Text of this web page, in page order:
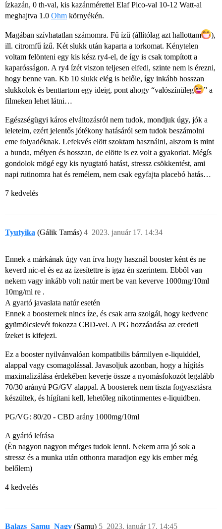
ízkazán, 0 th-val, kis kazánmérettel Elaf Pico-val 10-12 Watt-al
meghajtva 1.0 Ohm környékén.
Magában szívhatatlan számomra. Fű ízű (állítólag azt hallottam​
),
ill. citromfű ízű. Két slukk után kaparta a torkomat. Kénytelen
voltam felönteni egy kis kész ry4-el, de így is csak tompított a
kaparósságon. A ry4 ízét viszon teljesen elfedi, szinte nem is érezni,
hogy benne van. Kb 10 slukk elég is belőle, így inkább hosszan
slukkolok és benttartom egy ideig, pont ahogy “valószínüleg​
” a
filmeken lehet látni…
Egészségügyi káros elváltozásról nem tudok, mondjuk úgy, jók a
leleteim, ezért jelentős jótékony hatásáról sem tudok beszámolni
eme folyadéknak. Lefekvés elött szoktam használni, alszom is mint
a bunda, mélyen és hosszan, de elötte is ez volt a gyakorlat. Mégís
gondolok mögé egy kis nyugtató hatást, stressz csökkentést, ami
napi rutinomra hat és remélem, nem csak egyfajta placebó hatás…
7 kedvelés
Tyutyika (Gálik Tamás) 2023. január 17. 14:34
4
Ennek a márkának úgy van írva hogy használ booster ként és ne
keverd nic-el és ez az ízesítettre is igaz én szerintem. Ebből van
nekem vagy inkább volt natúr mert be van keverve 1000mg/10ml
10mg/ml re .
A gyartó javaslata natúr esetén
Ennek a boosternek nincs íze, és csak arra szolgál, hogy kedvenc
gyümölcslevét fokozza CBD-vel. A PG hozzáadása az eredeti
ízeket is kifejezi.
Ez a booster nyilvánvalóan kompatibilis bármilyen e-liquiddel,
alappal vagy csomagolással. Javasoljuk azonban, hogy a hígítás
maximalizálása érdekében keverje össze a nyomásfokozót legalább
70/30 arányú PG/GV alappal. A boosterek nem tiszta fogyasztásra
készültek, és hígítani kell, lehetőleg nikotinmentes e-liquidben.
PG/VG: 80/20 - CBD arány 1000mg/10ml
A gyártó leírása
(Én nagyon nagyon mérges tudok lenni. Nekem arra jó sok a
stressz és a munka után otthonra maradjon egy kis ember még
belőlem)
4 kedvelés
Balazs_Samu_Nagy (Samu) 2023. január 17. 14:45
5